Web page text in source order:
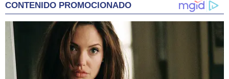
CONTENIDO PROMOCIONADO